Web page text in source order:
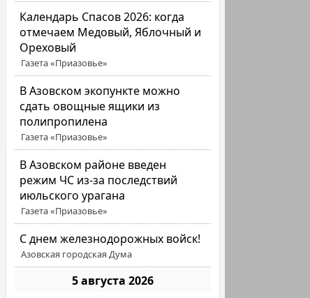
Календарь Спасов 2026: когда
отмечаем Медовый, Яблочный и
Ореховый
Газета «Приазовье»
В Азовском экопункте можно
сдать овощные ящики из
полипропилена
Газета «Приазовье»
В Азовском районе введен
режим ЧС из-за последствий
июльского урагана
Газета «Приазовье»
С днем железнодорожных войск!
Азовская городская Дума
5 августа 2026